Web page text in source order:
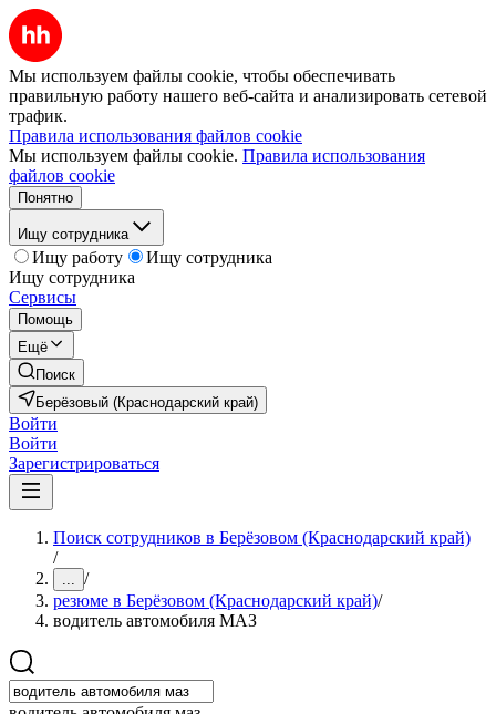
Мы используем файлы cookie, чтобы обеспечивать
правильную работу нашего веб-сайта и анализировать сетевой
трафик.
Правила использования файлов cookie
Мы используем файлы cookie. Правила использования
файлов cookie
Понятно
Ищу сотрудника
Ищу работу
Ищу сотрудника
Ищу сотрудника
Сервисы
Помощь
Ещё
Поиск
Берёзовый (Краснодарский край)
Войти
Войти
Зарегистрироваться
Поиск сотрудников в Берёзовом (Краснодарский край)
/
... /
резюме в Берёзовом (Краснодарский край)/
водитель автомобиля МАЗ